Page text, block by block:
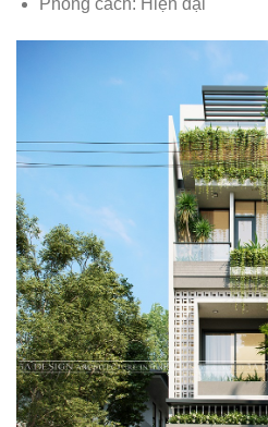
Phong cách: Hiện đại